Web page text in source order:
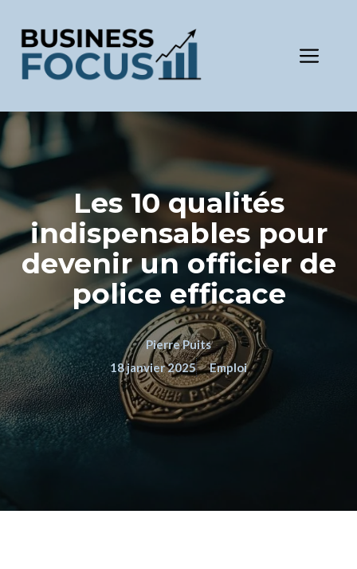
contenu
Les 10 qualités
indispensables pour
devenir un officier de
police efficace
Pierre Puits
18 janvier 2025
Emploi